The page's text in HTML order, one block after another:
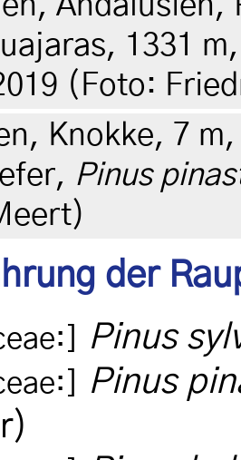
1331
(Foto:
Knokke, 7
Pinus
der
Pinus
Pinus